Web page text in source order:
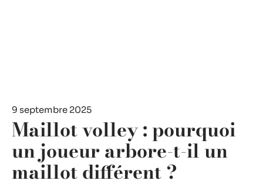
9 septembre 2025
Maillot volley : pourquoi
un joueur arbore-t-il un
maillot différent ?